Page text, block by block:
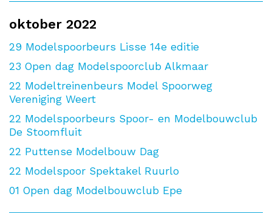
oktober 2022
29 Modelspoorbeurs Lisse 14e editie
23 Open dag Modelspoorclub Alkmaar
22 Modeltreinenbeurs Model Spoorweg
Vereniging Weert
22 Modelspoorbeurs Spoor- en Modelbouwclub
De Stoomfluit
22 Puttense Modelbouw Dag
22 Modelspoor Spektakel Ruurlo
01 Open dag Modelbouwclub Epe